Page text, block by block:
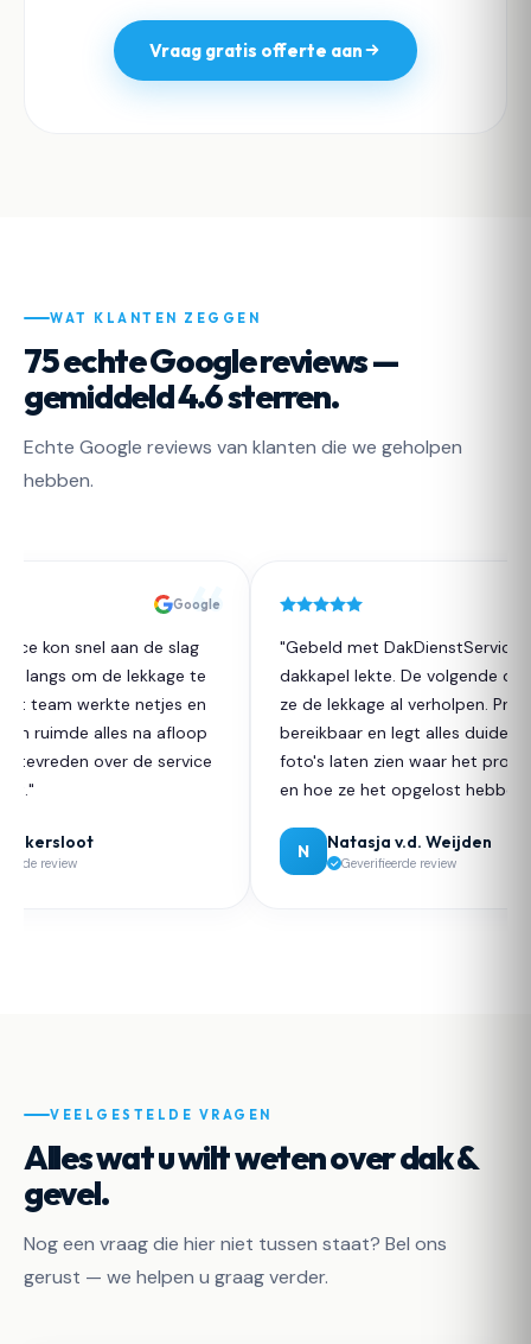
Vraag gratis offerte aan
WAT KLANTEN ZEGGEN
75 echte Google reviews —
gemiddeld 4.6 sterren.
Echte Google reviews van klanten die we geholpen
hebben.
Google
kon snel aan de slag
langs om de lekkage te
team werkte netjes en
ruimde alles na afloop
tevreden over de service
review
"Gebeld met DakDienstService
dakkapel lekte. De volgende dag
ze de lekkage al verholpen. Prima
bereikbaar en legt alles duidelijk
foto's laten zien waar het
en hoe ze het opgelost hebben."
Natasja v.d. Weijden
Geverifieerde review
VEELGESTELDE VRAGEN
Alles wat u wilt weten over dak &
gevel.
Nog een vraag die hier niet tussen staat? Bel ons
gerust — we helpen u graag verder.